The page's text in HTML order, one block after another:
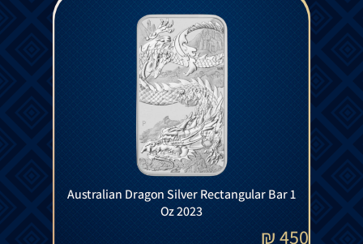
Australian Dragon Silver Rectangular Bar 1
Oz 2023
450
₪